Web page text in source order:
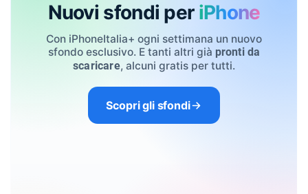
Nuovi sfondi per iPhone
Con iPhoneItalia+ ogni settimana un nuovo
sfondo esclusivo. E tanti altri già pronti da
scaricare, alcuni gratis per tutti.
Scopri gli sfondi